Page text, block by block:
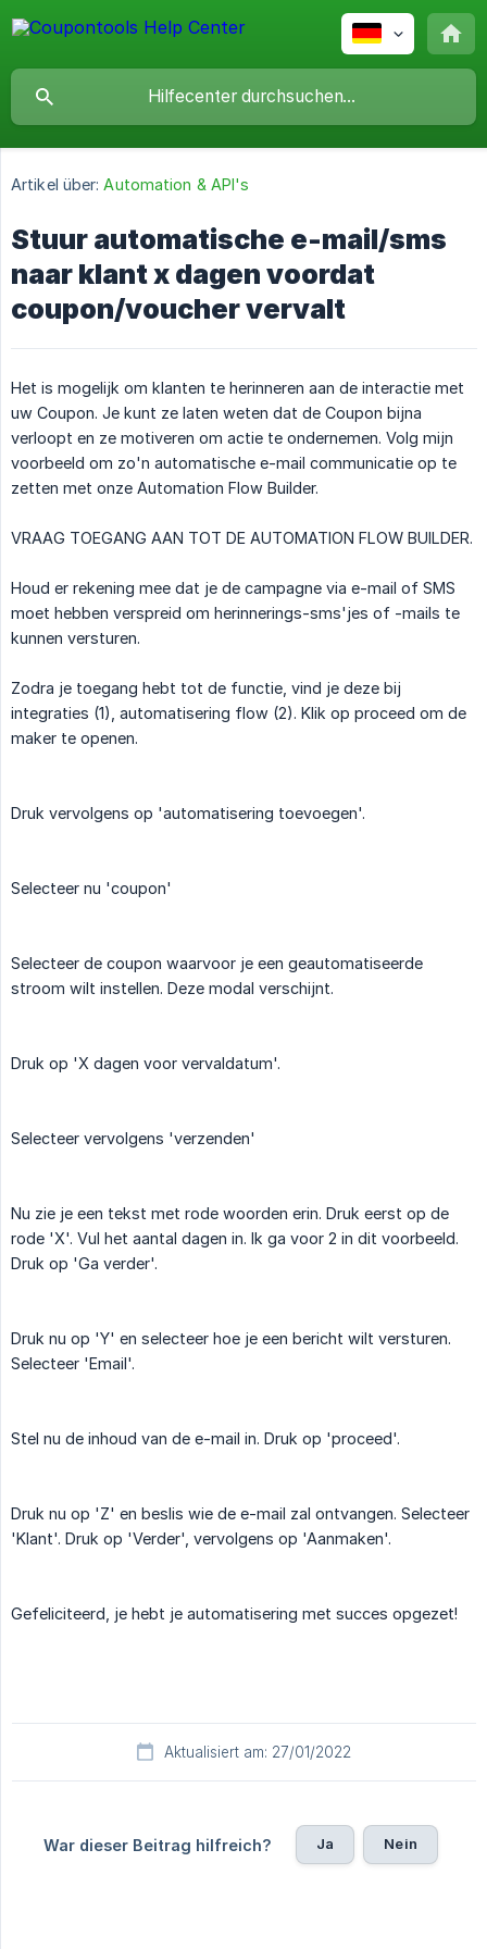
Artikel über: Automation & API's
Stuur automatische e-mail/sms
naar klant x dagen voordat
coupon/voucher vervalt
Het is mogelijk om klanten te herinneren aan de interactie met
uw Coupon. Je kunt ze laten weten dat de Coupon bijna
verloopt en ze motiveren om actie te ondernemen. Volg mijn
voorbeeld om zo'n automatische e-mail communicatie op te
zetten met onze Automation Flow Builder.
VRAAG TOEGANG AAN TOT DE AUTOMATION FLOW BUILDER.
Houd er rekening mee dat je de campagne via e-mail of SMS
moet hebben verspreid om herinnerings-sms'jes of -mails te
kunnen versturen.
Zodra je toegang hebt tot de functie, vind je deze bij
integraties (1), automatisering flow (2). Klik op proceed om de
maker te openen.
Druk vervolgens op 'automatisering toevoegen'.
Selecteer nu 'coupon'
Selecteer de coupon waarvoor je een geautomatiseerde
stroom wilt instellen. Deze modal verschijnt.
Druk op 'X dagen voor vervaldatum'.
Selecteer vervolgens 'verzenden'
Nu zie je een tekst met rode woorden erin. Druk eerst op de
rode 'X'. Vul het aantal dagen in. Ik ga voor 2 in dit voorbeeld.
Druk op 'Ga verder'.
Druk nu op 'Y' en selecteer hoe je een bericht wilt versturen.
Selecteer 'Email'.
Stel nu de inhoud van de e-mail in. Druk op 'proceed'.
Druk nu op 'Z' en beslis wie de e-mail zal ontvangen. Selecteer
'Klant'. Druk op 'Verder', vervolgens op 'Aanmaken'.
Gefeliciteerd, je hebt je automatisering met succes opgezet!
Aktualisiert am: 27/01/2022
War dieser Beitrag hilfreich? Ja Nein